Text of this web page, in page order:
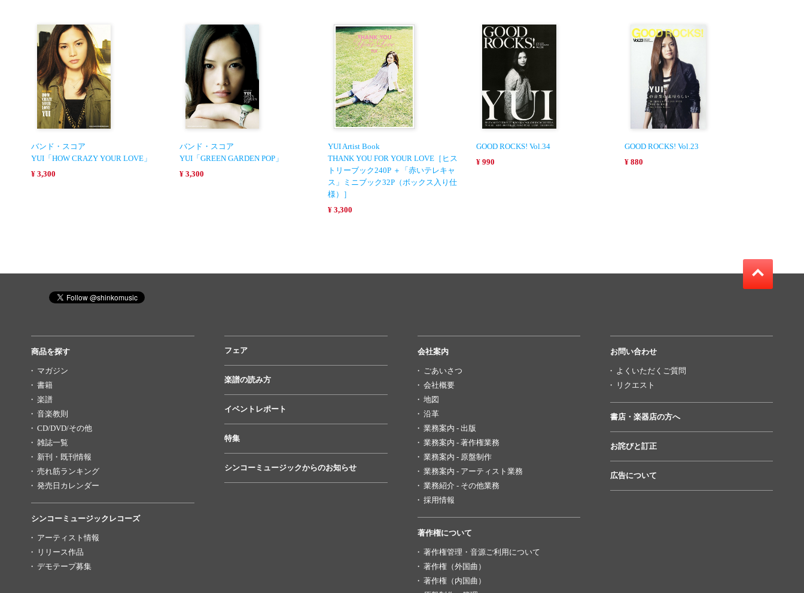
バンド・スコア
YUI「HOW CRAZY YOUR LOVE」
¥ 3,300
バンド・スコア
YUI「GREEN GARDEN POP」
¥ 3,300
YUI Artist Book
THANK YOU FOR YOUR LOVE［ヒス
トリーブック240P ＋「赤いテレキャ
ス」ミニブック32P（ボックス入り仕
様）］
¥ 3,300
GOOD ROCKS! Vol.34
¥ 990
GOOD ROCKS! Vol.23
¥ 880
商品を探す
マガジン
書籍
楽譜
音楽教則
CD/DVD/その他
雑誌一覧
新刊・既刊情報
売れ筋ランキング
発売日カレンダー
シンコーミュージックレコーズ
アーティスト情報
リリース作品
デモテープ募集
フェア
楽譜の読み方
イベントレポート
特集
シンコーミュージックからのお知らせ
会社案内
ごあいさつ
会社概要
地図
沿革
業務案内 - 出版
業務案内 - 著作権業務
業務案内 - 原盤制作
業務案内 - アーティスト業務
業務紹介 - その他業務
採用情報
著作権について
著作権管理・音源ご利用について
著作権（外国曲）
著作権（内国曲）
お問い合わせ
よくいただくご質問
リクエスト
書店・楽器店の方へ
お詫びと訂正
広告について